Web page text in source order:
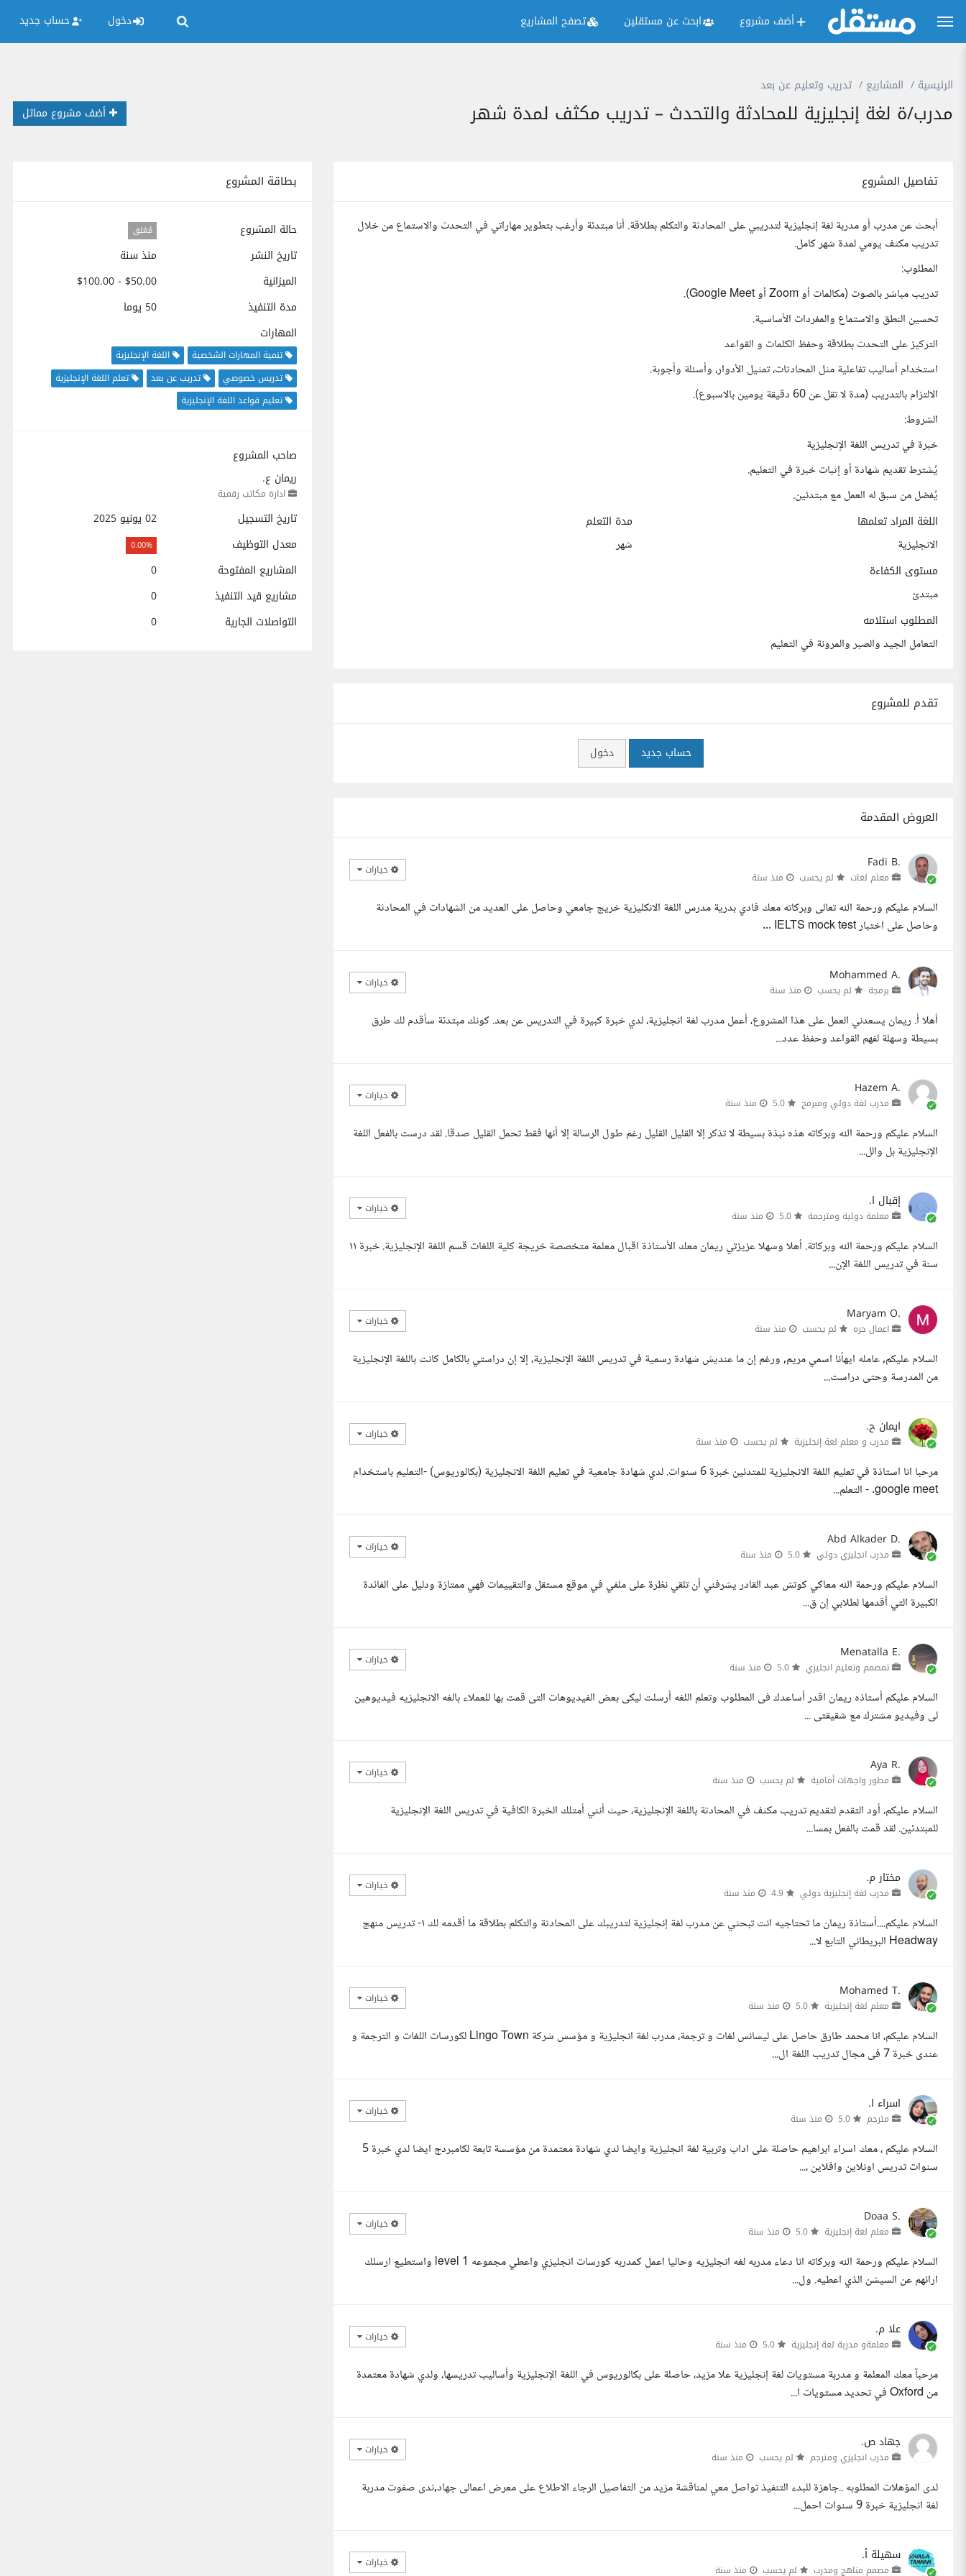
أضف مشروع ابحث عن مستقلين تصفح المشاريع دخول حساب جديد
الرئيسية المشاريع تدريب وتعليم عن بعد
مدرب/ة لغة إنجليزية للمحادثة والتحدث – تدريب مكثف لمدة شهر أضف مشروع مماثل
بطاقة المشروع
حالة المشروع مُغلق
تاريخ النشر
منذ سنة
الميزانية
$50.00 - $100.00
مدة التنفيذ
50 يوما
المهارات
تنمية المهارات الشخصية
اللغة الإنجليزية
تدريس خصوصي
تدريب عن بعد
تعلم اللغة الإنجليزية
تعليم قواعد اللغة الإنجليزية
صاحب المشروع
ريمان ع.
ادارة مكاتب رقمية
تاريخ التسجيل
02 يونيو 2025
معدل التوظيف
0.00%
المشاريع المفتوحة
0
مشاريع قيد التنفيذ
0
التواصلات الجارية
0
تفاصيل المشروع
أبحث عن مدرب أو مدربة لغة إنجليزية لتدريبي على المحادثة والتكلم بطلاقة. أنا مبتدئة وأرغب بتطوير مهاراتي في التحدث والاستماع من خلال
تدريب مكثف يومي لمدة شهر كامل.
المطلوب:
تدريب مباشر بالصوت (مكالمات أو Zoom أو Google Meet).
تحسين النطق والاستماع والمفردات الأساسية.
التركيز على التحدث بطلاقة وحفظ الكلمات و القواعد
استخدام أساليب تفاعلية مثل المحادثات، تمثيل الأدوار، وأسئلة وأجوبة.
الالتزام بالتدريب (مدة لا تقل عن 60 دقيقة يومين بالاسبوع).
الشروط:
خبرة في تدريس اللغة الإنجليزية
يُشترط تقديم شهادة أو إثبات خبرة في التعليم.
يُفضل من سبق له العمل مع مبتدئين.
اللغة المراد تعلمها
الانجليزية
مدة التعلم
شهر
مستوى الكفاءة
مبتدئ
المطلوب استلامه
التعامل الجيد والصبر والمرونة في التعليم
تقدم للمشروع
حساب جديد دخول
العروض المقدمة
Fadi B.
معلم لغات لم يحسب منذ سنة خيارات
السلام عليكم ورحمة الله تعالى وبركاته معك فادي بدرية مدرس اللغة الانكليزية خريج جامعي وحاصل على العديد من الشهادات في المحادثة
وحاصل على اختبار IELTS mock test ...
Mohammed A.
برمجة لم يحسب منذ سنة خيارات
أهلا أ. ريمان يسعدني العمل على هذا المشروع، أعمل مدرب لغة انجليزية، لدي خبرة كبيرة في التدريس عن بعد. كونك مبتدئة سأقدم لك طرق
بسيطة وسهلة لفهم القواعد وحفظ عدد...
Hazem A.
مدرب لغة دولي ومبرمج منذ سنة خيارات
السلام عليكم ورحمة الله وبركاته هذه نبذة بسيطة لا تذكر إلا القليل القليل رغم طول الرسالة إلا أنها فقط تحمل القليل صدقا. لقد درست بالفعل اللغة
الإنجليزية بل والل...
إقبال ا.
معلمة دولية ومترجمة منذ سنة خيارات
السلام عليكم ورحمة الله وبركاتة. أهلا وسهلا عزيزتي ريمان معك الأستاذة اقبال معلمة متخصصة خريجة كلية اللغات قسم اللغة الإنجليزية. خبرة ١١
سنة في تدريس اللغة الإن...
Maryam O.
اعمال حره لم يحسب منذ سنة خيارات
السلام عليكم, عامله ايهأنا اسمي مريم, ورغم إن ما عنديش شهادة رسمية في تدريس اللغة الإنجليزية، إلا إن دراستي بالكامل كانت باللغة الإنجليزية
من المدرسة وحتى دراست...
ايمان ح.
مدرب و معلم لغة إنجليزية لم يحسب منذ سنة خيارات
مرحبا انا استاذة في تعليم اللغة الانجليزية للمتدئين خبرة 6 سنوات. لدي شهادة جامعية في تعليم اللغة الانجليزية (بكالوريوس) -التعليم باستخدام
google meet. - التعلم...
Abd Alkader D.
مدرب انجليزي دولي منذ سنة خيارات
السلام عليكم ورحمة الله معاكي كوتش عبد القادر يشرفني أن تلقي نظرة على ملفي في موقع مستقل والتقييمات فهي ممتازة ودليل على الفائدة
الكبيرة التي أقدمها لطلابي إن ق...
Menatalla E.
تمصمم وتعليم انجليزي منذ سنة خيارات
السلام عليكم أستاذه ريمان اقدر أساعدك فى المطلوب وتعلم اللغه أرسلت ليكى بعض الفيديوهات التى قمت بها للعملاء بالغه الانجليزيه فيديوهين
لى وفيديو مشترك مع شقيقتى ...
Aya R.
مطور واجهات أمامية لم يحسب منذ سنة خيارات
السلام عليكم، أود التقدم لتقديم تدريب مكثف في المحادثة باللغة الإنجليزية، حيث أنني أمتلك الخبرة الكافية في تدريس اللغة الإنجليزية
للمبتدئين. لقد قمت بالفعل بمسا...
مختار م.
مدرب لغة إنجليزية دولي منذ سنة خيارات
السلام عليكم....أستاذة ريمان ما تحتاجيه انت تبحثي عن مدرب لغة إنجليزية لتدريبك على المحادثة والتكلم بطلاقة ما أقدمه لك ١- تدريس منهج
Headway البريطاني التابع لا...
Mohamed T.
معلم لغة إنجليزية منذ سنة خيارات
السلام عليكم، انا محمد طارق حاصل على ليسانس لغات و ترجمة، مدرب لغة انجليزية و مؤسس شركة Lingo Town لكورسات اللغات و الترجمة و
عندى خبرة 7 فى مجال تدريب اللغة ال...
اسراء ا.
مترجم منذ سنة خيارات
السلام عليكم ، معك اسراء ابراهيم حاصلة على اداب وتربية لغة انجليزية وايضا لدي شهادة معتمدة من مؤسسة تابعة لكامبردج ايضا لدي خبرة 5
سنوات تدريس اونلاين وافلاين ،...
Doaa S.
معلم لغة إنجليزية منذ سنة خيارات
السلام عليكم ورحمة الله وبركاته انا دعاء مدربه لغه انجليزيه وحاليا اعمل كمدربه كورسات انجليزي واعطي مجموعه level 1 واستطيع ارسلك
ارائهم عن السيشن الذي اعطيه. ول...
علا م.
معلمةو مدربة لغة إنجليزية منذ سنة خيارات
مرحبآ معك المعلمة و مدربة مستويات لغة إنجليزية علا مزيد، حاصلة على بكالوريوس في اللغة الإنجليزية وأساليب تدريسها، ولدي شهادة معتمدة
من Oxford في تحديد مستويات ا...
جهاد ص.
مدرب انجليزي ومترجم لم يحسب منذ سنة خيارات
لدى المؤهلات المطلوبه ..جاهزة للبدء التنفيذ تواصل معي لمناقشة مزيد من التفاصيل الرجاء الاطلاع على معرض اعمالى جهاد,ندى صفوت مدربة
لغة انجليزية خبرة 9 سنوات احمل...
سهيلة أ.
مصمم مناهج ومدرب لم يحسب منذ سنة خيارات